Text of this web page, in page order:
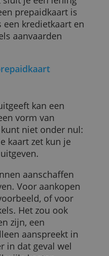
zijn geen
er geld op en je
uitgeven. Bij een
een prepaidkaart is
een kredietkaart
prepaidkaart
uitgeeft kan een
een vorm van
Je kunt niet onder
de kaart zet kun je
uitgeven.